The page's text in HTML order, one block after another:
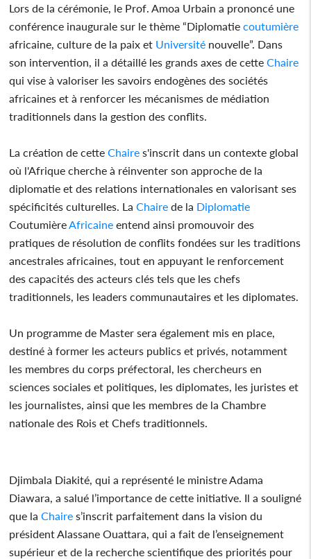
Lors de la cérémonie, le Prof. Amoa Urbain a prononcé une
conférence inaugurale sur le thème “Diplomatie coutumière
africaine, culture de la paix et Université nouvelle”. Dans
son intervention, il a détaillé les grands axes de cette Chaire
qui vise à valoriser les savoirs endogènes des sociétés
africaines et à renforcer les mécanismes de médiation
traditionnels dans la gestion des conflits.
La création de cette Chaire s'inscrit dans un contexte global
où l'Afrique cherche à réinventer son approche de la
diplomatie et des relations internationales en valorisant ses
spécificités culturelles. La Chaire de la Diplomatie
Coutumière Africaine entend ainsi promouvoir des
pratiques de résolution de conflits fondées sur les traditions
ancestrales africaines, tout en appuyant le renforcement
des capacités des acteurs clés tels que les chefs
traditionnels, les leaders communautaires et les diplomates.
Un programme de Master sera également mis en place,
destiné à former les acteurs publics et privés, notamment
les membres du corps préfectoral, les chercheurs en
sciences sociales et politiques, les diplomates, les juristes et
les journalistes, ainsi que les membres de la Chambre
nationale des Rois et Chefs traditionnels.
Djimbala Diakité, qui a représenté le ministre Adama
Diawara, a salué l’importance de cette initiative. Il a souligné
que la Chaire s’inscrit parfaitement dans la vision du
président Alassane Ouattara, qui a fait de l’enseignement
supérieur et de la recherche scientifique des priorités pour